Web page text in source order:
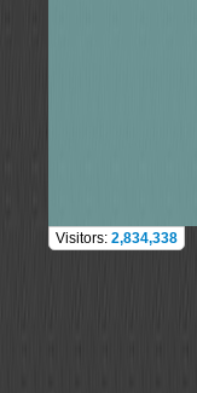
Visitors: 2,834,338